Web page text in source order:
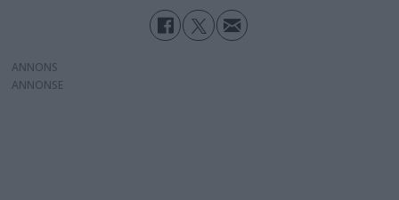
ANNONS